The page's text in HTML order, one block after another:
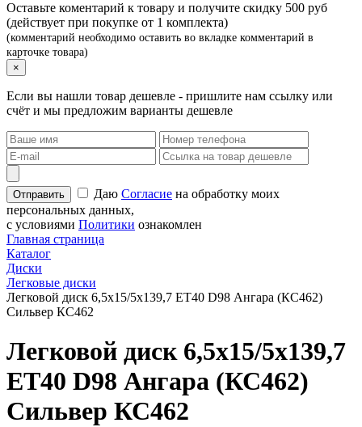
Оставьте коментарий к товару и получите скидку 500 руб
(действует при покупке от 1 комплекта)
(комментарий необходимо оставить во вкладке комментарий в
карточке товара)
×
Если вы нашли товар дешевле - пришлите нам ссылку или
счёт и мы предложим варианты дешевле
Даю Согласие на обработку моих
персональных данных,
с условиями Политики ознакомлен
Главная страница
Каталог
Диски
Легковые диски
Легковой диск 6,5x15/5x139,7 ET40 D98 Ангара (КС462)
Сильвер КС462
Легковой диск 6,5x15/5x139,7
ET40 D98 Ангара (КС462)
Сильвер КС462